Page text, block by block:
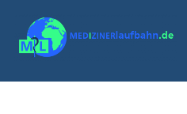
Inhalt
springen